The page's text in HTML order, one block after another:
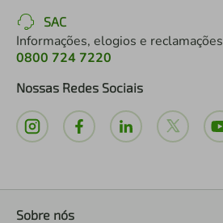
SAC
Informações, elogios e reclamações
0800 724 7220
Nossas Redes Sociais
Sobre nós